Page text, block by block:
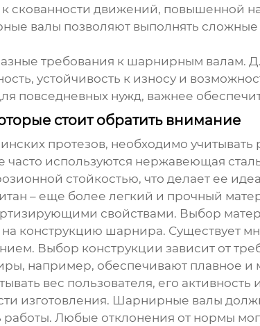
скованности движений, повышенной
валы позволяют выполнять
требования к шарнирным валам.
устойчивость к износу и
повседневных нужд, важнее
стоит обратить внимание
протезов, необходимо
часто используются нержавеющая
стойкостью, что делает ее
– еще более легкий и прочный
свойствами. Выбор
конструкцию шарнира. Существует
Выбор конструкции зависит от
например, обеспечивают плавное и
вес пользователя, его активность
изготовления. Шарнирные валы
работы. Любые отклонения от нормы